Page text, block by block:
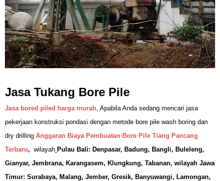
Jasa Tukang Bore Pile
Jasa bored piled harga murah , Apabila Anda sedang mencari jasa
pekerjaan konstruksi pondasi dengan metode bore pile wash boring dan
dry drilling Anggaran Biaya Pembuatan Bore Pile Tiang Pancang
Terbaru, wilayah Pulau Bali: Denpasar, Badung, Bangli, Buleleng,
Gianyar, Jembrana, Karangasem, Klungkung, Tabanan, wilayah Jawa
Timur: Surabaya, Malang, Jember, Gresik, Banyuwangi, Lamongan,